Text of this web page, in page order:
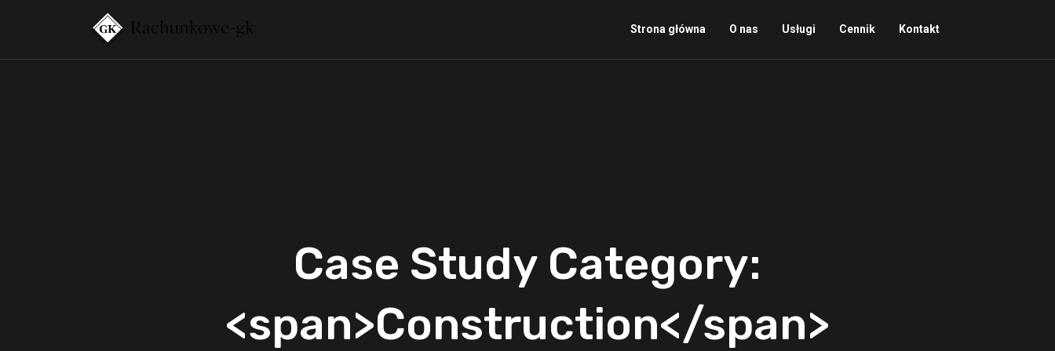
Strona główna O nas Usługi Cennik Kontakt
Case Study Category:
<span>Construction</span>